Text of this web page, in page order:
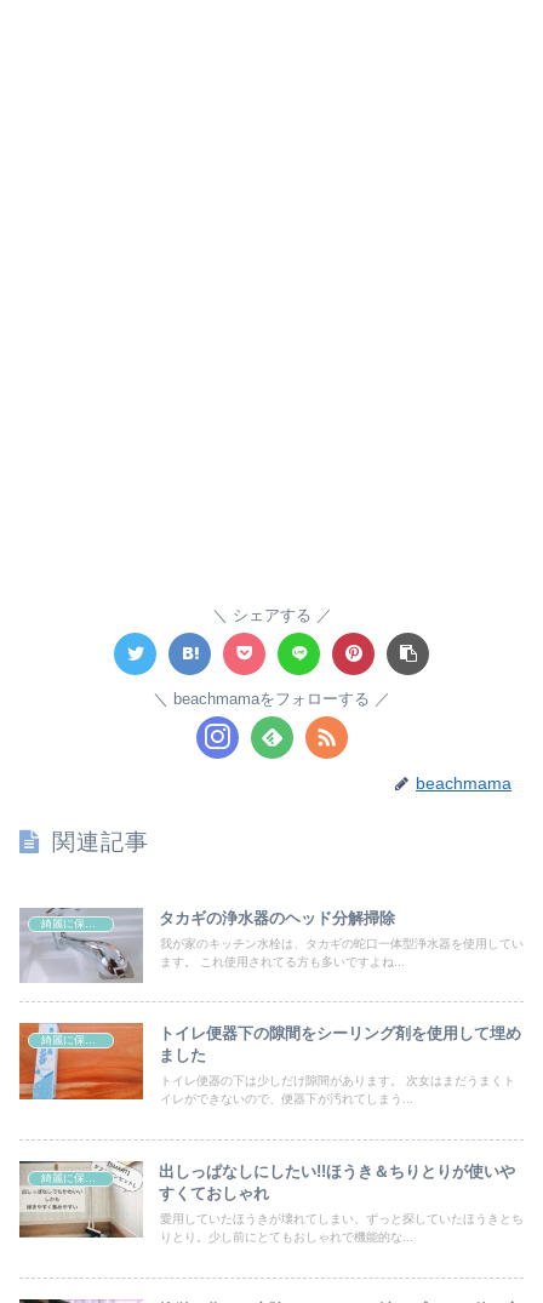
シェアする
beachmamaをフォローする
beachmama
関連記事
タカギの浄水器のヘッド分解掃除
我が家のキッチン水栓は、タカギの蛇口一体型浄水器を使用してい
ます。 これ使用されてる方も多いですよね...
トイレ便器下の隙間をシーリング剤を使用して埋め
ました
トイレ便器の下は少しだけ隙間があります。 次女はまだうまくト
イレができないので、便器下が汚れてしまう...
出しっぱなしにしたい!!ほうき＆ちりとりが使いや
すくておしゃれ
愛用していたほうきが壊れてしまい、ずっと探していたほうきとち
りとり。少し前にとてもおしゃれで機能的な...